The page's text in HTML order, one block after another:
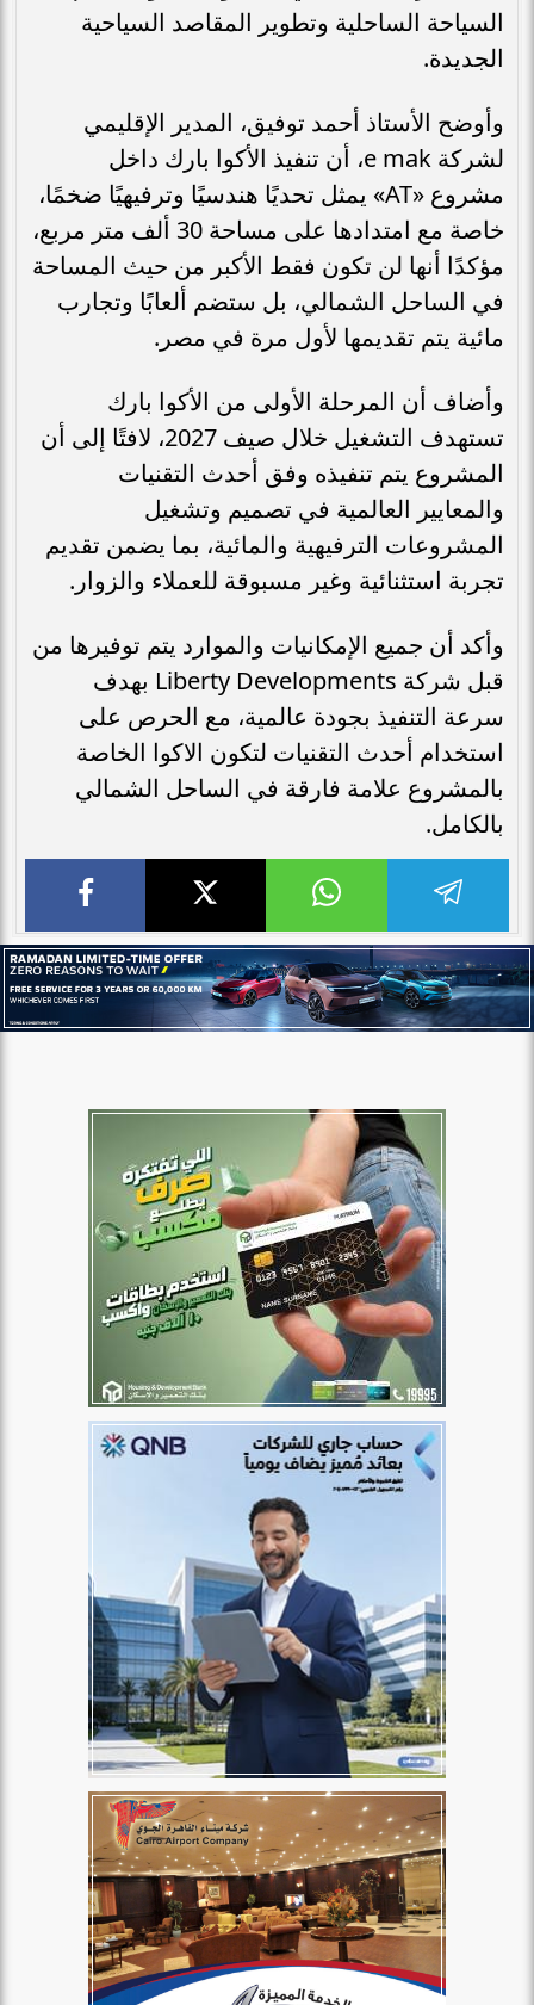
السياحة الساحلية وتطوير المقاصد السياحية
الجديدة.
وأوضح الأستاذ أحمد توفيق، المدير الإقليمي
لشركة e mak، أن تنفيذ الأكوا بارك داخل
مشروع «AT» يمثل تحديًا هندسيًا وترفيهيًا ضخمًا،
خاصة مع امتدادها على مساحة 30 ألف متر مربع،
مؤكدًا أنها لن تكون فقط الأكبر من حيث المساحة
في الساحل الشمالي، بل ستضم ألعابًا وتجارب
مائية يتم تقديمها لأول مرة في مصر.
وأضاف أن المرحلة الأولى من الأكوا بارك
تستهدف التشغيل خلال صيف 2027، لافتًا إلى أن
المشروع يتم تنفيذه وفق أحدث التقنيات
والمعايير العالمية في تصميم وتشغيل
المشروعات الترفيهية والمائية، بما يضمن تقديم
تجربة استثنائية وغير مسبوقة للعملاء والزوار.
وأكد أن جميع الإمكانيات والموارد يتم توفيرها من
قبل شركة Liberty Developments بهدف
سرعة التنفيذ بجودة عالمية، مع الحرص على
استخدام أحدث التقنيات لتكون الاكوا الخاصة
بالمشروع علامة فارقة في الساحل الشمالي
بالكامل.